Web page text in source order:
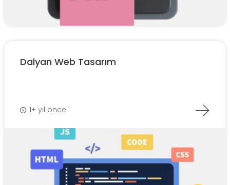
Dalyan Web Tasarım
1+ yıl önce